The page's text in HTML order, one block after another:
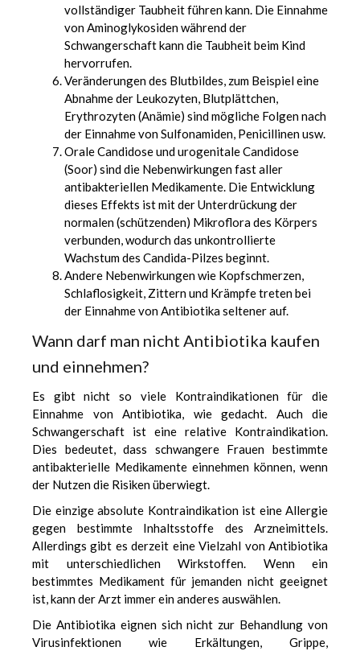
vollständiger Taubheit führen kann. Die Einnahme
von Aminoglykosiden während der
Schwangerschaft kann die Taubheit beim Kind
hervorrufen.
Veränderungen des Blutbildes, zum Beispiel eine
Abnahme der Leukozyten, Blutplättchen,
Erythrozyten (Anämie) sind mögliche Folgen nach
der Einnahme von Sulfonamiden, Penicillinen usw.
Orale Candidose und urogenitale Candidose
(Soor) sind die Nebenwirkungen fast aller
antibakteriellen Medikamente. Die Entwicklung
dieses Effekts ist mit der Unterdrückung der
normalen (schützenden) Mikroflora des Körpers
verbunden, wodurch das unkontrollierte
Wachstum des Candida-Pilzes beginnt.
Andere Nebenwirkungen wie Kopfschmerzen,
Schlaflosigkeit, Zittern und Krämpfe treten bei
der Einnahme von Antibiotika seltener auf.
Wann darf man nicht Antibiotika kaufen
und einnehmen?
Es gibt nicht so viele Kontraindikationen für die
Einnahme von Antibiotika, wie gedacht. Auch die
Schwangerschaft ist eine relative Kontraindikation.
Dies bedeutet, dass schwangere Frauen bestimmte
antibakterielle Medikamente einnehmen können, wenn
der Nutzen die Risiken überwiegt.
Die einzige absolute Kontraindikation ist eine Allergie
gegen bestimmte Inhaltsstoffe des Arzneimittels.
Allerdings gibt es derzeit eine Vielzahl von Antibiotika
mit unterschiedlichen Wirkstoffen. Wenn ein
bestimmtes Medikament für jemanden nicht geeignet
ist, kann der Arzt immer ein anderes auswählen.
Die Antibiotika eignen sich nicht zur Behandlung von
Virusinfektionen wie Erkältungen, Grippe,